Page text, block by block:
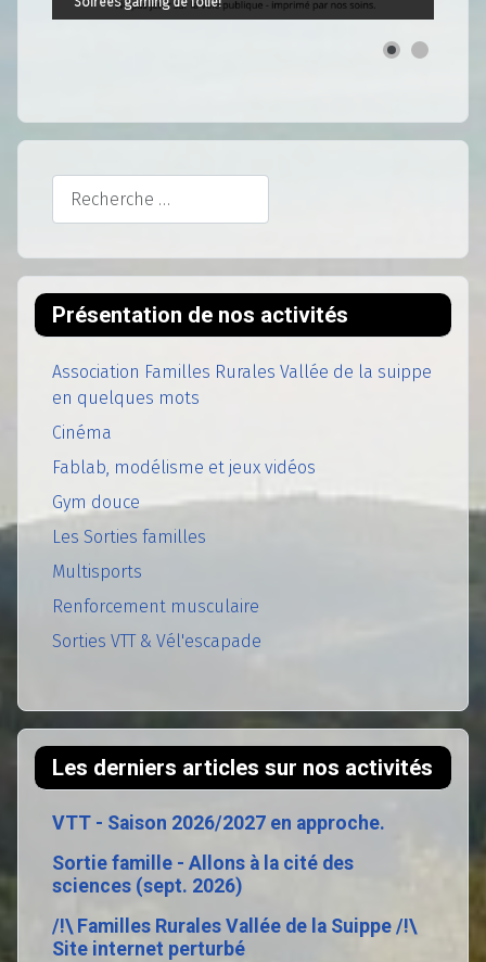
Rechercher
Présentation de nos activités
Association Familles Rurales Vallée de la suippe
en quelques mots
Cinéma
Fablab, modélisme et jeux vidéos
Gym douce
Les Sorties familles
Multisports
Renforcement musculaire
Sorties VTT & Vél'escapade
Les derniers articles sur nos activités
VTT - Saison 2026/2027 en approche.
Sortie famille - Allons à la cité des
sciences (sept. 2026)
/!\ Familles Rurales Vallée de la Suippe /!\
Site internet perturbé